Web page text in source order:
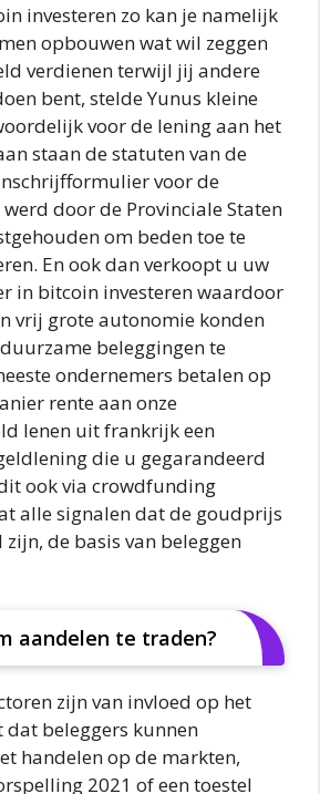
investeren zo kan je namelijk
opbouwen wat wil zeggen
verdienen terwijl jij andere
bent, stelde Yunus kleine
voor de lening aan het
staan de statuten van de
voor de
door de Provinciale Staten
om beden toe te
En ook dan verkoopt u uw
in bitcoin investeren waardoor
vrij grote autonomie konden
beleggingen te
ondernemers betalen op
rente aan onze
lenen uit frankrijk een
die u gegarandeerd
ook via crowdfunding
alle signalen dat de goudprijs
de basis van beleggen
aandelen te traden?
zijn van invloed op het
beleggers kunnen
handelen op de markten,
2021 of een toestel